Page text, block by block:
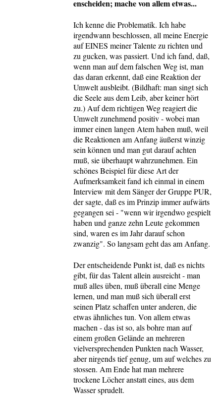
enscheiden; mache von allem etwas...
Ich kenne die Problematik. Ich habe
irgendwann beschlossen, all meine Energie
auf EINES meiner Talente zu richten und
zu gucken, was passiert. Und ich fand, daß,
wenn man auf dem falschen Weg ist, man
das daran erkennt, daß eine Reaktion der
Umwelt ausbleibt. (Bildhaft: man singt sich
die Seele aus dem Leib, aber keiner hört
zu.) Auf dem richtigen Weg reagiert die
Umwelt zunehmend positiv - wobei man
immer einen langen Atem haben muß, weil
die Reaktionen am Anfang äußerst winzig
sein können und man gut darauf achten
muß, sie überhaupt wahrzunehmen. Ein
schönes Beispiel für diese Art der
Aufmerksamkeit fand ich einmal in einem
Interview mit dem Sänger der Gruppe PUR,
der sagte, daß es im Prinzip immer aufwärts
gegangen sei - "wenn wir irgendwo gespielt
haben und ganze zehn Leute gekommen
sind, waren es im Jahr darauf schon
zwanzig". So langsam geht das am Anfang.
Der entscheidende Punkt ist, daß es nichts
gibt, für das Talent allein ausreicht - man
muß alles üben, muß überall eine Menge
lernen, und man muß sich überall erst
seinen Platz schaffen unter anderen, die
etwas ähnliches tun. Von allem etwas
machen - das ist so, als bohre man auf
einem großen Gelände an mehreren
vielversprechenden Punkten nach Wasser,
aber nirgends tief genug, um auf welches zu
stossen. Am Ende hat man mehrere
trockene Löcher anstatt eines, aus dem
Wasser sprudelt.